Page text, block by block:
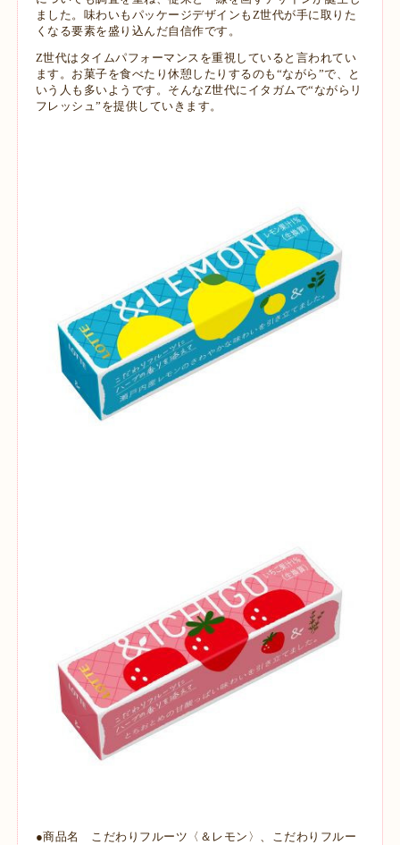
ました。味わいもパッケージデザインもZ世代が手に取りた
くなる要素を盛り込んだ自信作です。
Z世代はタイムパフォーマンスを重視していると言われてい
ます。お菓子を食べたり休憩したりするのも“ながら”で、と
いう人も多いようです。そんなZ世代にイタガムで“ながらリ
フレッシュ”を提供していきます。
●商品名 こだわりフルーツ〈＆レモン〉、こだわりフルー